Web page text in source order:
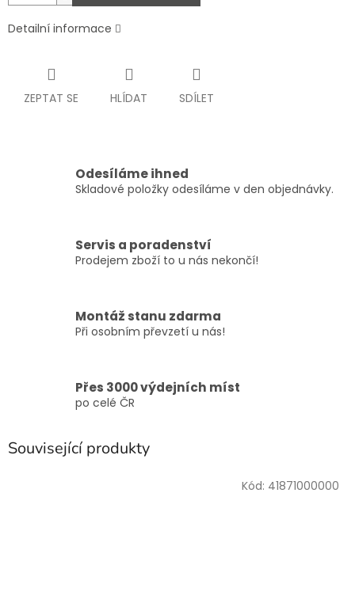
Detailní informace
ZEPTAT SE HLÍDAT SDÍLET
Odesíláme ihned
Skladové položky odesíláme v den objednávky.
Servis a poradenství
Prodejem zboží to u nás nekončí!
Montáž stanu zdarma
Při osobním převzetí u nás!
Přes 3000 výdejních míst
po celé ČR
Související produkty
Kód: 41871000000